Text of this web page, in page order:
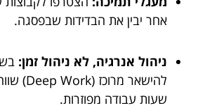
אחר יבין את הבדידות שבפסגה.
ניהול אנרגיה, לא ניהול זמן:
שעות עבודה מפוזרות.